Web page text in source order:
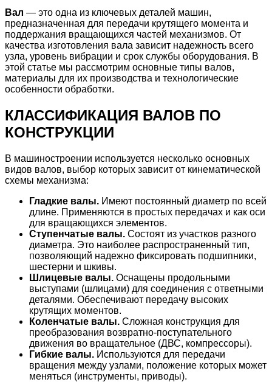
Вал — это одна из ключевых деталей машин,
предназначенная для передачи крутящего момента и
поддержания вращающихся частей механизмов. От
качества изготовления вала зависит надежность всего
узла, уровень вибрации и срок службы оборудования. В
этой статье мы рассмотрим основные типы валов,
материалы для их производства и технологические
особенности обработки.
КЛАССИФИКАЦИЯ ВАЛОВ ПО
КОНСТРУКЦИИ
В машиностроении используется несколько основных
видов валов, выбор которых зависит от кинематической
схемы механизма:
Гладкие валы. Имеют постоянный диаметр по всей
длине. Применяются в простых передачах и как оси
для вращающихся элементов.
Ступенчатые валы. Состоят из участков разного
диаметра. Это наиболее распространенный тип,
позволяющий надежно фиксировать подшипники,
шестерни и шкивы.
Шлицевые валы. Оснащены продольными
выступами (шлицами) для соединения с ответными
деталями. Обеспечивают передачу высоких
крутящих моментов.
Коленчатые валы. Сложная конструкция для
преобразования возвратно-поступательного
движения во вращательное (ДВС, компрессоры).
Гибкие валы. Используются для передачи
вращения между узлами, положение которых может
меняться (инструменты, приводы).